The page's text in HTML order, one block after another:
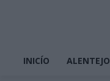
INICÍO ALENTEJO